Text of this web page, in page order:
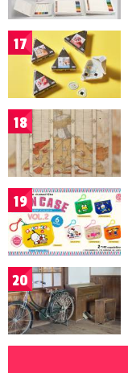
17
18
19
20